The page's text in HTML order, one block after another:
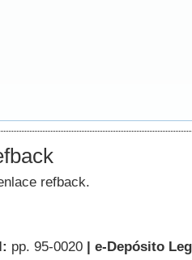
refback.
pp. 95-0020 | e-Depósito